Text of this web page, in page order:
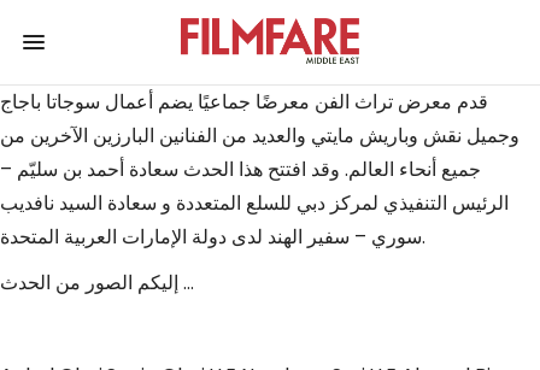
قدم معرض تراث الفن معرضًا جماعيًا يضم أعمال سوجاتا باجاج
وجميل نقش وباريش مايتي والعديد من الفنانين البارزين الآخرين من
جميع أنحاء العالم. وقد افتتح هذا الحدث سعادة أحمد بن سليّم –
الرئيس التنفيذي لمركز دبي للسلع المتعددة و سعادة السيد نافديب
سوري – سفير الهند لدى دولة الإمارات العربية المتحدة.
إليكم الصور من الحدث …